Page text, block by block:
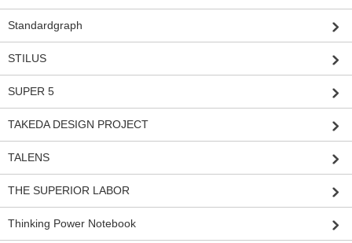
Standardgraph
STILUS
SUPER 5
TAKEDA DESIGN PROJECT
TALENS
THE SUPERIOR LABOR
Thinking Power Notebook